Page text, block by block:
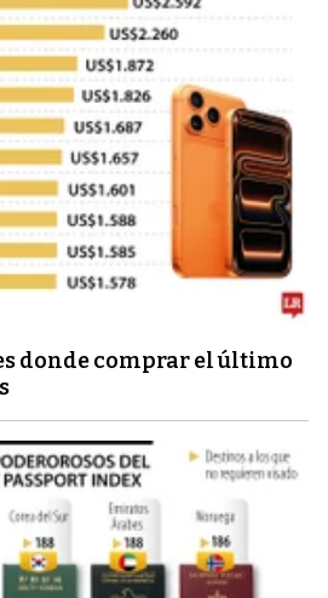
donde comprar el último